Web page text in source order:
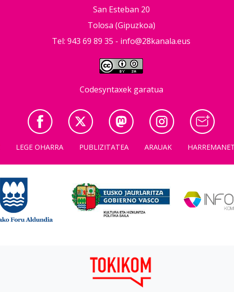
San Esteban 20
Tolosa (Gipuzkoa)
Tel: 943 69 89 35 - info@28kanala.eus
Codesyntaxek garatua
LEGE OHARRA PUBLIZITATEA ARAUAK